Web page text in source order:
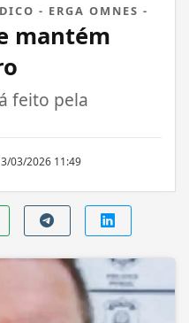
- ERGA OMNES -
mantém
feito pela
03/2026 11:49